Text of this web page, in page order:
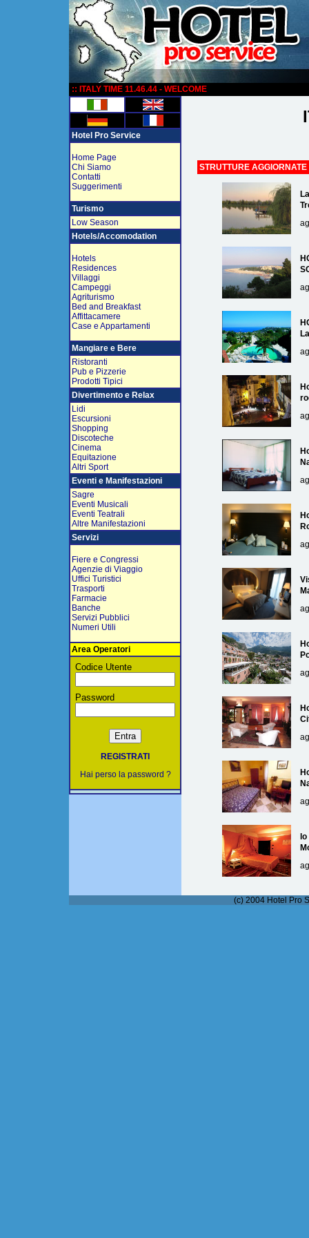
:: ITALY TIME 11.46.44 - WELCOME
Hotel Pro Service
Home Page
Chi Siamo
Contatti
Suggerimenti
Turismo
Low Season
Hotels/Accomodation
Hotels
Residences
Villaggi
Campeggi
Agriturismo
Bed and Breakfast
Affittacamere
Case e Appartamenti
Mangiare e Bere
Ristoranti
Pub e Pizzerie
Prodotti Tipici
Divertimento e Relax
Lidi
Escursioni
Shopping
Discoteche
Cinema
Equitazione
Altri Sport
Eventi e Manifestazioni
Sagre
Eventi Musicali
Eventi Teatrali
Altre Manifestazioni
Servizi
Fiere e Congressi
Agenzie di Viaggio
Uffici Turistici
Trasporti
Farmacie
Banche
Servizi Pubblici
Numeri Utili
Area Operatori
Codice Utente
Password
REGISTRATI
Hai perso la password ?
STRUTTURE
(c) 2004 Hotel Pro